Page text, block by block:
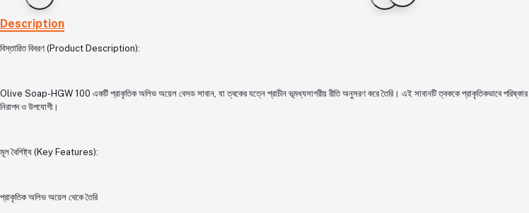
Description
বিস্তারিত বিবরণ (Product Description):
Olive Soap-HGW 100 একটি প্রাকৃতিক অলিভ অয়েল বেসড সাবান, যা ত্বকের যত্নে প্রাচীন ভূমধ্যসাগরীয় রীতি অনুসরণ করে তৈরি। এই সাবানটি ত্বককে প্রাকৃতিকভাবে
নিরাপদ ও উপযোগী।
মূল বৈশিষ্ট্য (Key Features):
প্রাকৃতিক অলিভ অয়েল থেকে তৈরি